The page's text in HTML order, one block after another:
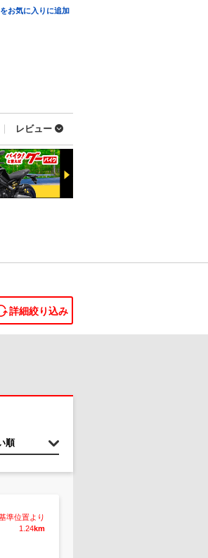
お気に入りに追加
レビュー
詳細絞り込み
順
準位置より
1.24km